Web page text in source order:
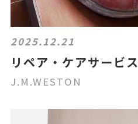
2025.12.21
リペア・ケアサービス
J.M.WESTON